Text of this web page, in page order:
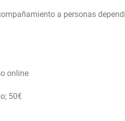
a personas
online
50€